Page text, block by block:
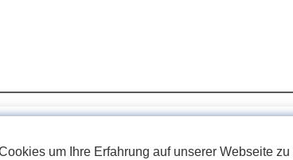
um Ihre Erfahrung auf unserer Webseite